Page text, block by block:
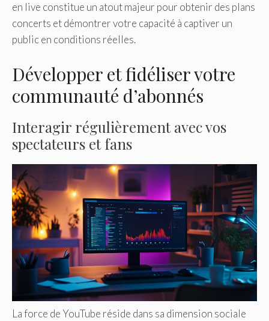
en live constitue un atout majeur pour obtenir des plans
concerts et démontrer votre capacité à captiver un
public en conditions réelles.
Développer et fidéliser votre
communauté d’abonnés
Interagir régulièrement avec vos
spectateurs et fans
La force de YouTube réside dans sa dimension sociale